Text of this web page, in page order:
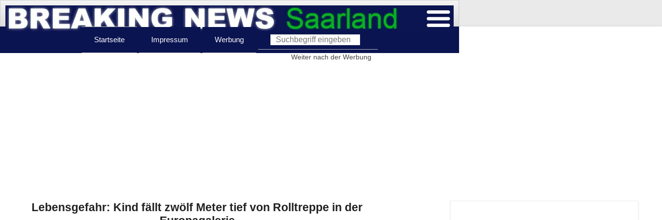
Startseite Impressum Werbung
Weiter nach der Werbung
Lebensgefahr: Kind fällt zwölf Meter tief von Rolltreppe in der